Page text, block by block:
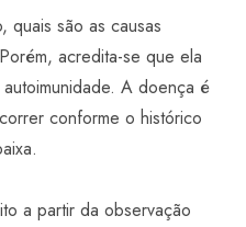
quais são as causas
acredita-se que ela
A doença é
conforme o histórico
a partir da observação